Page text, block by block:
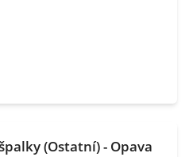
(Ostatní) - Opava